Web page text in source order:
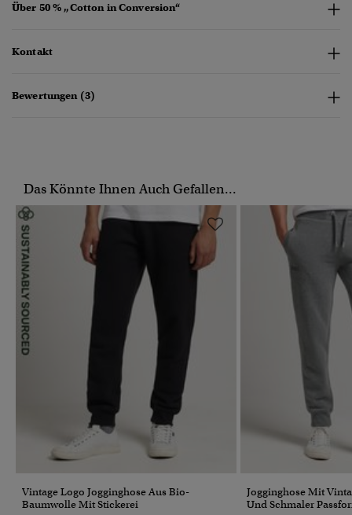
Über 50 % „Cotton in Conversion“
Kontakt
Bewertungen (3)
Das Könnte Ihnen Auch Gefallen...
Vintage Logo Jogginghose Aus Bio-
Baumwolle Mit Stickerei
Jogginghose Mit
Und Schmaler